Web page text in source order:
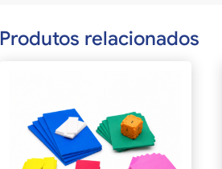
Produtos relacionados